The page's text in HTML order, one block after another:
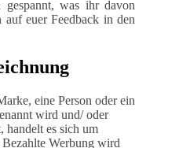
was ihr davon
euer Feedback in den
eine Person oder ein
wird und/ oder
handelt es sich um
Werbung wird